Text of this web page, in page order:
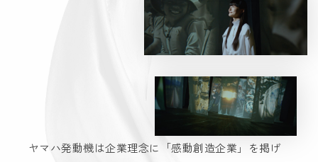
ヤマハ発動機は企業理念に「感動創造企業」を掲げ